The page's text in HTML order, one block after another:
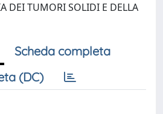
DEI TUMORI SOLIDI E DELLA
Scheda completa
(DC)